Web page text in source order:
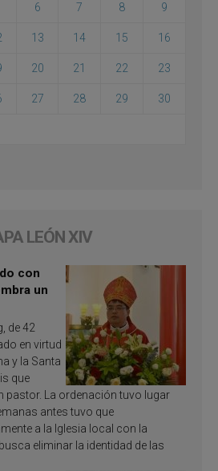
6 7 8 9
13 14 15 16
20 21 22 23
27 28 29 30
LEÓN XIV
con
un
de 42
en virtud
y la Santa
que
pastor. La ordenación tuvo lugar
antes tuvo que
a la Iglesia local con la
eliminar la identidad de las